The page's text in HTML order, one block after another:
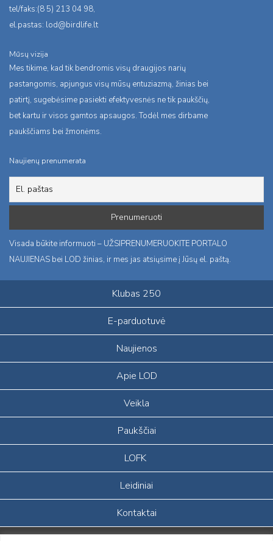
tel/faks:(8 5) 213 04 98,
el.pastas: lod@birdlife.lt
Mūsų vizija
Mes tikime, kad tik bendromis visų draugijos narių
pastangomis, apjungus visų mūsų entuziazmą, žinias bei
patirtį, sugebėsime pasiekti efektyvesnės ne tik paukščių,
bet kartu ir visos gamtos apsaugos. Todėl mes dirbame
paukščiams bei žmonėms.
Naujienų prenumerata
Visada būkite informuoti – UŽSIPRENUMERUOKITE PORTALO
NAUJIENAS bei LOD žinias, ir mes jas atsiųsime į Jūsų el. paštą.
Klubas 250
E-parduotuvė
Naujienos
Apie LOD
Veikla
Paukščiai
LOFK
Leidiniai
Kontaktai